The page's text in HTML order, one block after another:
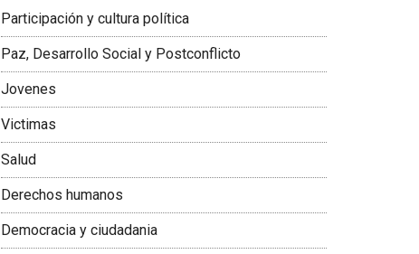
Participación y cultura política
Paz, Desarrollo Social y Postconflicto
Jovenes
Victimas
Salud
Derechos humanos
Democracia y ciudadania